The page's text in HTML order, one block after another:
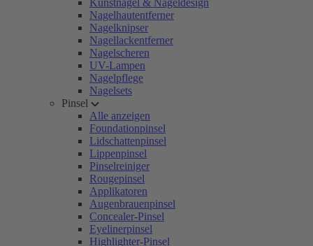
Kunstnägel & Nageldesign
Nagelhautentferner
Nagelknipser
Nagellackentferner
Nagelscheren
UV-Lampen
Nagelpflege
Nagelsets
Pinsel
Alle anzeigen
Foundationpinsel
Lidschattenpinsel
Lippenpinsel
Pinselreiniger
Rougepinsel
Applikatoren
Augenbrauenpinsel
Concealer-Pinsel
Eyelinerpinsel
Highlighter-Pinsel